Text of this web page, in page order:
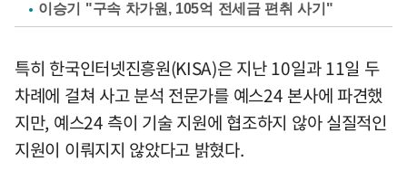
이승기 "구속 차가원, 105억 전세금 편취 사기"
특히 한국인터넷진흥원(KISA)은 지난 10일과 11일 두
차례에 걸쳐 사고 분석 전문가를 예스24 본사에 파견했
지만, 예스24 측이 기술 지원에 협조하지 않아 실질적인
지원이 이뤄지지 않았다고 밝혔다.